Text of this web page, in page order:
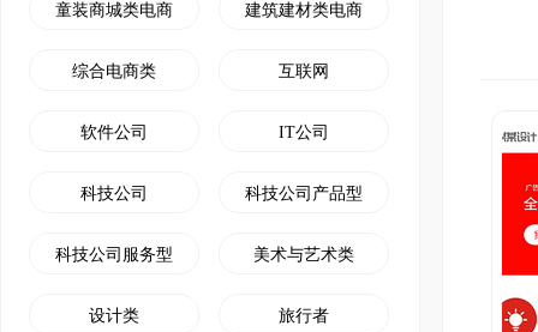
童装商城类电商 建筑建材类电商
综合电商类 互联网
软件公司 IT公司
科技公司 科技公司产品型
科技公司服务型 美术与艺术类
设计类 旅行者